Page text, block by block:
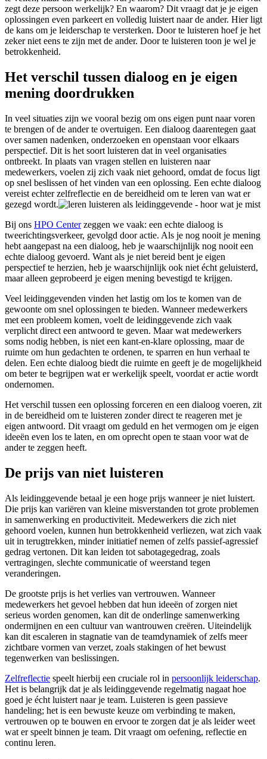
zegt deze persoon werkelijk? En waarom? Dit vraagt dat je je eigen
oplossingen even parkeert en volledig luistert naar de ander. Hier ligt
de kans om je leiderschap te versterken. Door te luisteren hoef je het
zeker niet eens te zijn met de ander. Door te luisteren toon je wel je
betrokkenheid.
Het verschil tussen dialoog en je eigen
mening doordrukken
In veel situaties zijn we vooral bezig om ons eigen punt naar voren
te brengen of de ander te overtuigen. Een dialoog daarentegen gaat
over samen nadenken, onderzoeken en openstaan voor elkaars
perspectief. Dit is het soort luisteren dat in veel organisaties
ontbreekt. In plaats van vragen stellen en luisteren naar
medewerkers, voelen zij zich vaak niet gehoord, omdat de focus ligt
op snel beslissen of het vinden van een oplossing. Een echte dialoog
vereist echter zelfreflectie en de bereidheid om te leren van wat er
gezegd wordt.
Bij ons HPO Centerzeggen we vaak: een echte dialoog is
tweerichtingsverkeer, gevolgd door actie. Als je nog nooit je mening
hebt aangepast na een dialoog, heb je waarschijnlijk nog nooit een
echte dialoog gevoerd. Want als je niet bereid bent je eigen
perspectief te herzien, heb je waarschijnlijk ook niet écht geluisterd,
maar alleen geprobeerd je eigen mening bevestigd te krijgen.
Veel leidinggevenden vinden het lastig om los te komen van de
gewoonte om snel oplossingen te bieden. Wanneer medewerkers
met een probleem komen, voelt de leidinggevende zich vaak
verplicht direct een antwoord te geven. Maar wat medewerkers
soms nodig hebben, is niet een kant-en-klare oplossing, maar de
ruimte om hun gedachten te ordenen, te sparren en hun verhaal te
delen. Een echte dialoog biedt die ruimte en geeft je de mogelijkheid
om beter te begrijpen wat er werkelijk speelt, voordat er actie wordt
ondernomen.
Het verschil tussen een oplossing forceren en een dialoog voeren, zit
in de bereidheid om te luisteren zonder direct te reageren met je
eigen antwoord. Dit vraagt om geduld en het vermogen om je eigen
ideeën even los te laten, en om oprecht open te staan voor wat de
ander te zeggen heeft.
De prijs van niet luisteren
Als leidinggevende betaal je een hoge prijs wanneer je niet luistert.
Die prijs kan variëren van kleine misverstanden tot grote problemen
in samenwerking en productiviteit. Medewerkers die zich niet
gehoord voelen, kunnen hun betrokkenheid verliezen, wat zich vaak
uit in terugtrekken, minder initiatief nemen of zelfs passief-agressief
gedrag vertonen. Dit kan leiden tot sabotagegedrag, zoals
vertragingen, slechte communicatie of weerstand tegen
veranderingen.
De grootste prijs is het verlies van vertrouwen. Wanneer
medewerkers het gevoel hebben dat hun ideeën of zorgen niet
serieus worden genomen, kan dit de onderlinge samenwerking
ondermijnen en een cultuur van wantrouwen creëren. Uiteindelijk
kan dit escaleren in stagnatie van de teamdynamiek of zelfs meer
zichtbare vormen van verzet, zoals stakingen of het bewust
tegenwerken van beslissingen.
Zelfreflectie speelt hierbij een cruciale rol in persoonlijk leiderschap.
Het is belangrijk dat je als leidinggevende regelmatig nagaat hoe
goed je écht luistert naar je team. Luisteren is geen passieve
handeling; het is een bewuste keuze om verbinding te maken,
vertrouwen op te bouwen en ervoor te zorgen dat je als leider weet
wat er speelt binnen je team. Dit vraagt om oefening, reflectie en
continu leren.